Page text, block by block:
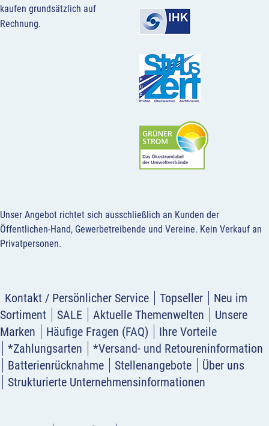
kaufen grundsätzlich auf
Rechnung.
Unser Angebot richtet sich ausschließlich an Kunden der
Öffentlichen-Hand, Gewerbetreibende und Vereine. Kein Verkauf an
Privatpersonen.
Kontakt / Persönlicher Service Topseller
Neu im
Sortiment
SALE Aktuelle Themenwelten
Unsere
Marken
Häufige Fragen (FAQ)
Ihre Vorteile
*Zahlungsarten
*Versand- und Retoureninformation
Batterienrücknahme
Stellenangebote
Über uns
Strukturierte Unternehmensinformationen